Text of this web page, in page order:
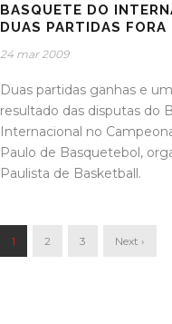
BASQUETE DO
DUAS PARTIDAS FORA
24 mar 2009
Duas partidas ganhas e
resultado das disputas do
Internacional no
Paulo de Basquetebol,
Paulista de Basketball.
1 2 3 Next ›